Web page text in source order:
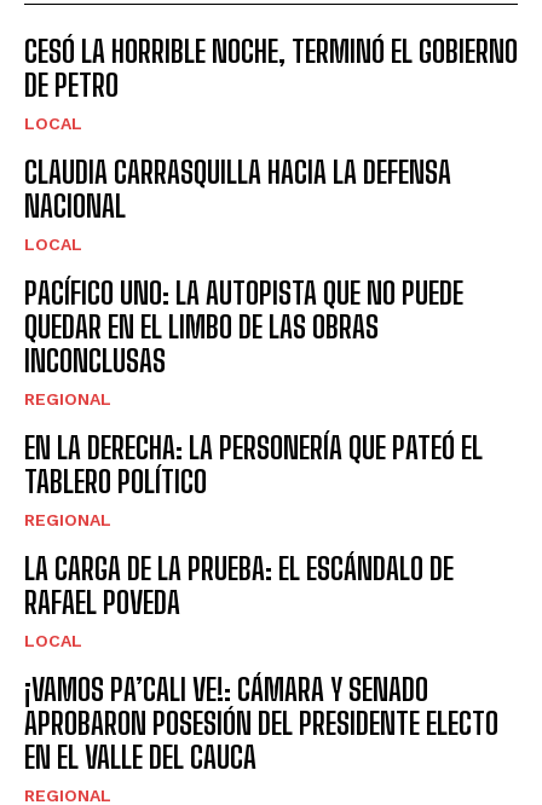
CESÓ LA HORRIBLE NOCHE, TERMINÓ EL GOBIERNO
DE PETRO
LOCAL
CLAUDIA CARRASQUILLA HACIA LA DEFENSA
NACIONAL
LOCAL
PACÍFICO UNO: LA AUTOPISTA QUE NO PUEDE
QUEDAR EN EL LIMBO DE LAS OBRAS
INCONCLUSAS
REGIONAL
EN LA DERECHA: LA PERSONERÍA QUE PATEÓ EL
TABLERO POLÍTICO
REGIONAL
LA CARGA DE LA PRUEBA: EL ESCÁNDALO DE
RAFAEL POVEDA
LOCAL
¡VAMOS PA’CALI VE!: CÁMARA Y SENADO
APROBARON POSESIÓN DEL PRESIDENTE ELECTO
EN EL VALLE DEL CAUCA
REGIONAL